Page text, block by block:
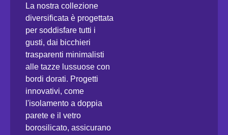
La nostra collezione
diversificata è progettata
per soddisfare tutti i
gusti, dai bicchieri
trasparenti minimalisti
alle tazze lussuose con
bordi dorati. Progetti
innovativi, come
l'isolamento a doppia
parete e il vetro
borosilicato, assicurano